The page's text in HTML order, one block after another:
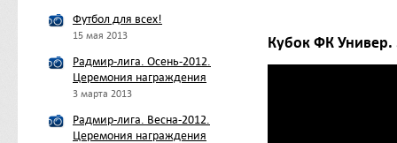
Футбол для всех!
15 мая 2013
Радмир-лига. Осень-2012.
Церемония награждения
3 марта 2013
Радмир-лига. Весна-2012.
Церемония награждения
Кубок ФК Универ.